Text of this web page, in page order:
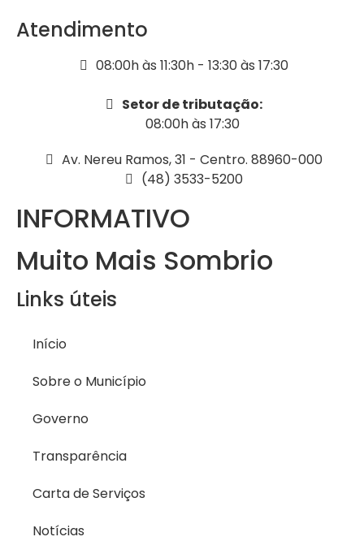
Atendimento
08:00h às 11:30h - 13:30 às 17:30
Setor de tributação:
08:00h às 17:30
Av. Nereu Ramos, 31 - Centro. 88960-000
(48) 3533-5200
INFORMATIVO
Muito Mais Sombrio
Links úteis
Início
Sobre o Município
Governo
Transparência
Carta de Serviços
Notícias